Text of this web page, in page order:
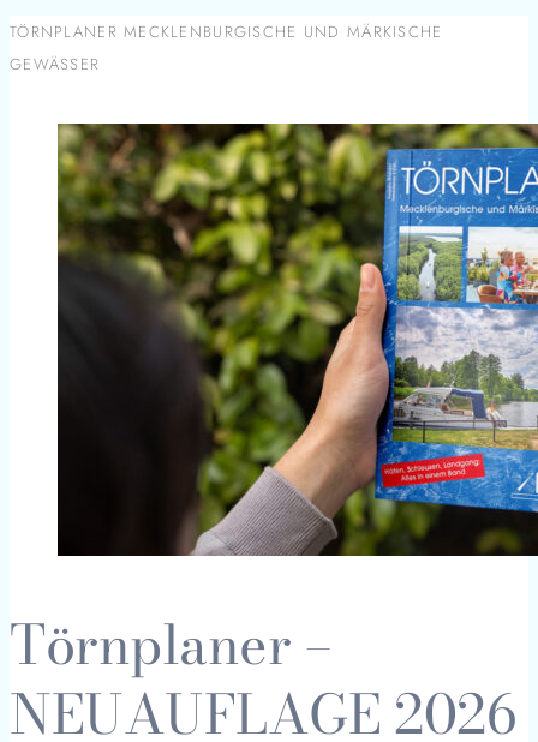
TÖRNPLANER MECKLENBURGISCHE UND MÄRKISCHE
GEWÄSSER
Törnplaner –
NEUAUFLAGE 2026